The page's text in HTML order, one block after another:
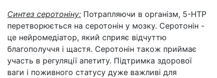
Синтез серотоніну: Потрапляючи в організм, 5-НТР
перетворюється на серотонін у мозку. Серотонін -
це нейромедіатор, який сприяє відчуттю
благополуччя і щастя. Серотонін також приймає
участь в регуляції апетиту. Підтримка здорової
ваги і поживного статусу дуже важливі для